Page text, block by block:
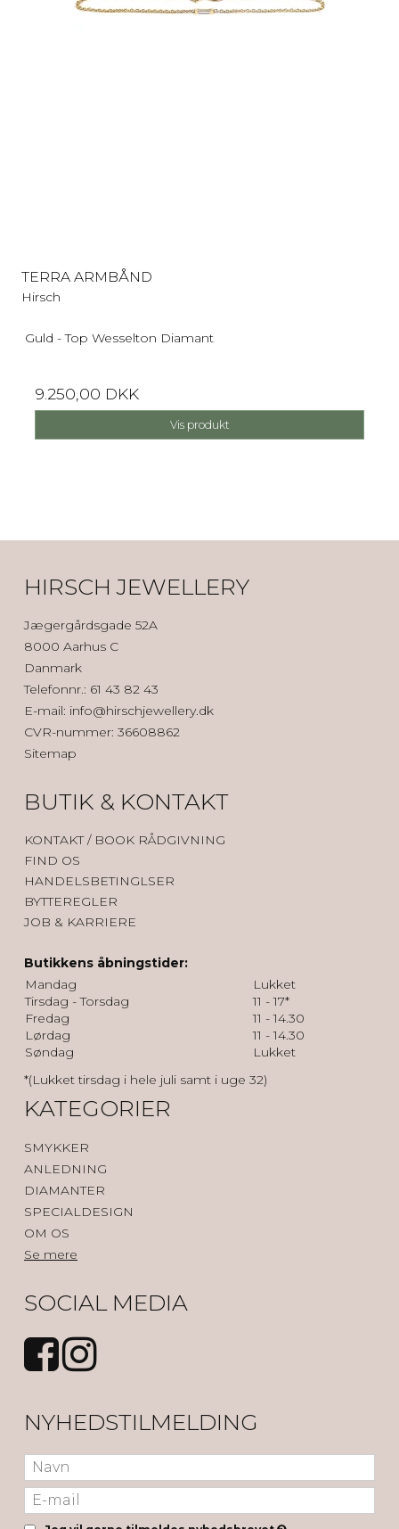
TERRA ARMBÅND
Hirsch
Guld - Top Wesselton Diamant
9.250,00 DKK
Vis produkt
HIRSCH JEWELLERY
Jægergårdsgade 52A
8000 Aarhus C
Danmark
Telefonnr.: 61 43 82 43
E-mail: info@hirschjewellery.dk
CVR-nummer: 36608862
Sitemap
BUTIK & KONTAKT
KONTAKT / BOOK RÅDGIVNING
FIND OS
HANDELSBETINGLSER
BYTTEREGLER
JOB & KARRIERE
Butikkens åbningstider:
Mandag
Lukket
Tirsdag - Torsdag
11 - 17*
Fredag
11 - 14.30
Lørdag
11 - 14.30
Søndag
Lukket
*(Lukket tirsdag i hele juli samt i uge 32)
KATEGORIER
SMYKKER
ANLEDNING
DIAMANTER
SPECIALDESIGN
OM OS
Se mere
SOCIAL MEDIA
NYHEDSTILMELDING